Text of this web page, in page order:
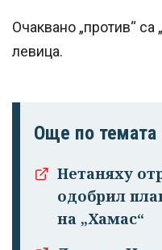
Очаквано „против“ са
левица.
Още по темата
Нетаняху
одобрил
на „Хамас“